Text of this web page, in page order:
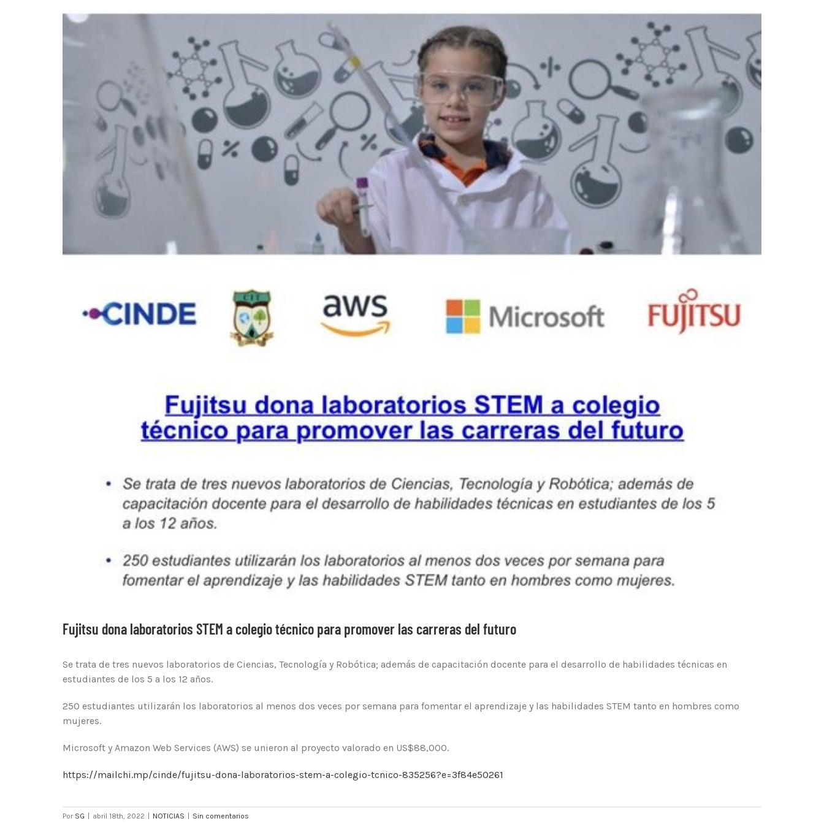
Fujitsu dona laboratorios STEM a colegio técnico para promover las carreras del futuro
Se trata de tres nuevos laboratorios de Ciencias, Tecnología y Robótica; además de capacitación docente para el desarrollo de habilidades técnicas en
estudiantes de los 5 a los 12 años.
250 estudiantes utilizarán los laboratorios al menos dos veces por semana para fomentar el aprendizaje y las habilidades STEM tanto en hombres como
mujeres.
Microsoft y Amazon Web Services (AWS) se unieron al proyecto valorado en US$88,000.
https://mailchi.mp/cinde/fujitsu-dona-laboratorios-stem-a-colegio-tcnico-835256?e=3f84e50261
Por SG abril 18th, 2022 NOTICIAS Sin comentarios